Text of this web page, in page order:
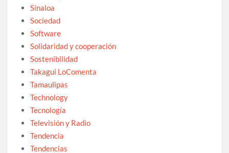
Sinaloa
Sociedad
Software
Solidaridad y cooperación
Sostenibilidad
Takagui LoComenta
Tamaulipas
Technology
Tecnología
Televisión y Radio
Tendencia
Tendencias